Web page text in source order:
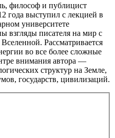
философ и публицист
года выступил с лекцией в
университете
взгляды писателя на мир с
Рассматривается
во все более сложные
внимания автора —
структур на Земле,
государств, цивилизаций.